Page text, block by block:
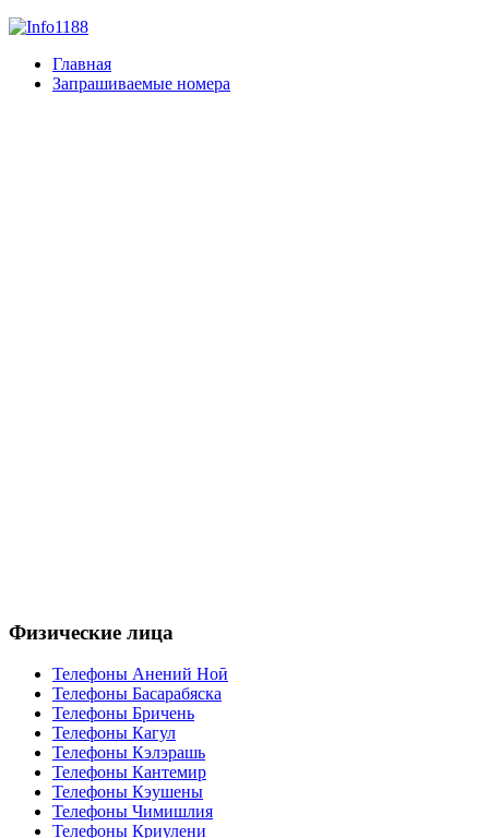
Главная
Запрашиваемые номера
Физические лица
Телефоны Анений Ноӣ
Телефоны Басарабяска
Телефоны Бричень
Телефоны Кагул
Телефоны Кэлэрашь
Телефоны Кантемир
Телефоны Кэушены
Телефоны Чимишлия
Телефоны Криулени